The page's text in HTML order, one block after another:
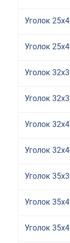
Уголок 25x4
Уголок 25x4
Уголок 32x3
Уголок 32x3
Уголок 32x4
Уголок 32x4
Уголок 35x3
Уголок 35x4
Уголок 35x4